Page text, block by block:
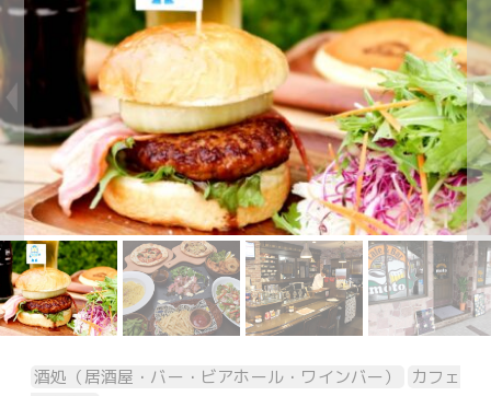
酒処（居酒屋・バー・ビアホール・ワインバー）
カフェ